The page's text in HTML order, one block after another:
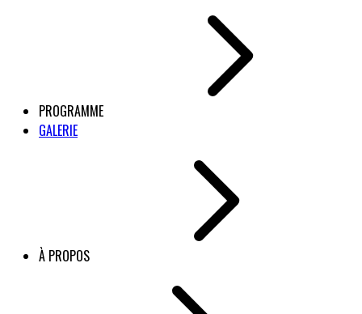
PROGRAMME
GALERIE
À PROPOS